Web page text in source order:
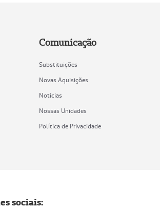
Comunicação
Substituições
Novas Aquisições
Notícias
Nossas Unidades
Política de Privacidade
sociais: